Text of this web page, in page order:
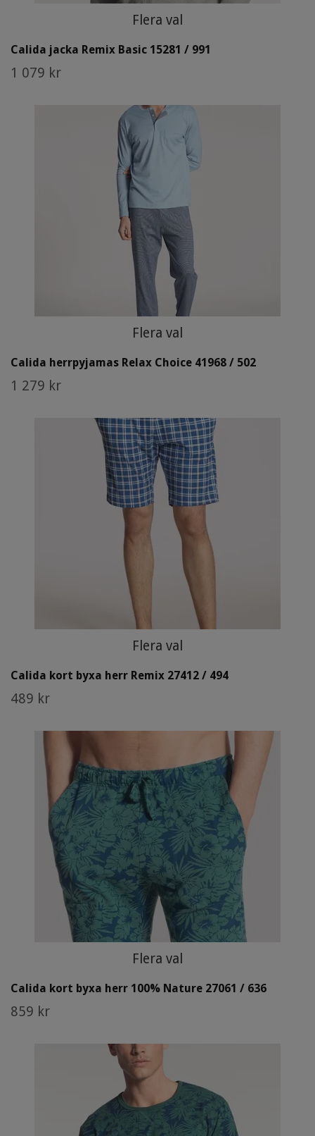
Flera val
Calida jacka Remix Basic 15281 / 991
1 079 kr
Flera val
Calida herrpyjamas Relax Choice 41968 / 502
1 279 kr
Flera val
Calida kort byxa herr Remix 27412 / 494
489 kr
Flera val
Calida kort byxa herr 100% Nature 27061 / 636
859 kr